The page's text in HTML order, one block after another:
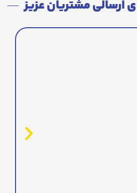
ارسالی مشتریان عزیز